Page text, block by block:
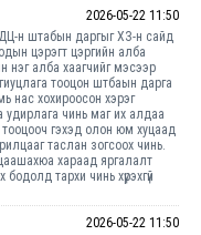
2026-05-22 11:50
ДЦ-н штабын даргыг ХЗ-н сайд
цэрэгт цэргийн алба
нэг алба хаагчийг мэсээр
тооцон штбаын дарга
нас хохироосон хэрэг
удирлага чинь маг их алдаа
тооцооч гэхэд олон юм хуцаад
таслан зогсоох чинь.
хараад яргалалт
тархи чинь хүрэхгүй
2026-05-22 11:50